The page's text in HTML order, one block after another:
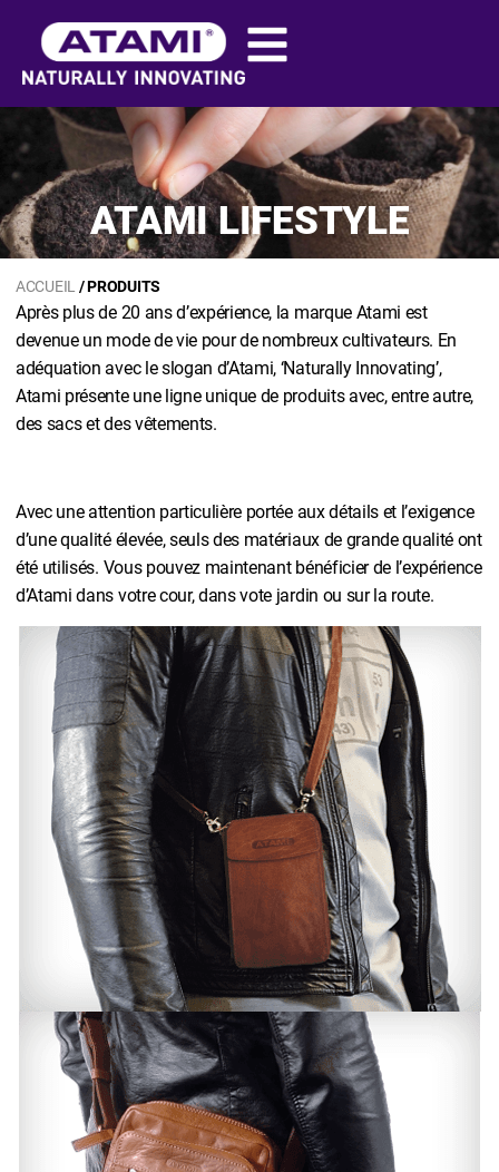
ATAMI LIFESTYLE
ACCUEIL / PRODUITS
Après plus de 20 ans d’expérience, la marque Atami est
devenue un mode de vie pour de nombreux cultivateurs. En
adéquation avec le slogan d’Atami, ‘Naturally Innovating’,
Atami présente une ligne unique de produits avec, entre autre,
des sacs et des vêtements.
Avec une attention particulière portée aux détails et l’exigence
d’une qualité élevée, seuls des matériaux de grande qualité ont
été utilisés. Vous pouvez maintenant bénéficier de l’expérience
d’Atami dans votre cour, dans vote jardin ou sur la route.